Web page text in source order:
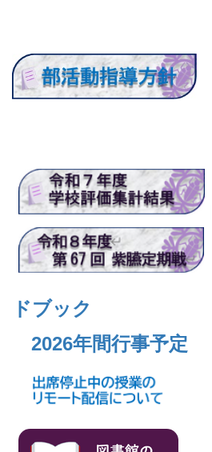
ドブック
2026年間行事予定